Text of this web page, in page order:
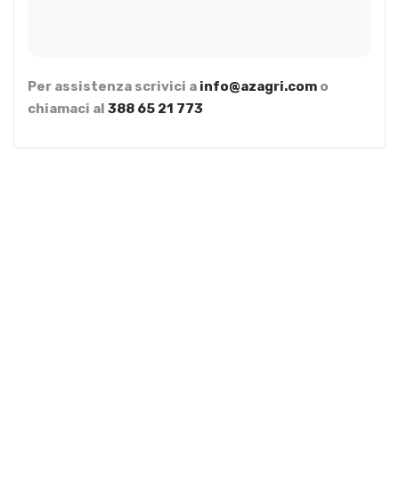
Per assistenza scrivici a info@azagri.com o
chiamaci al 388 65 21 773